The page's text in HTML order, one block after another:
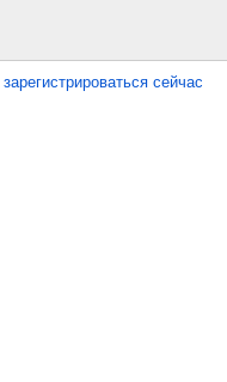
зарегистрироваться сейчас